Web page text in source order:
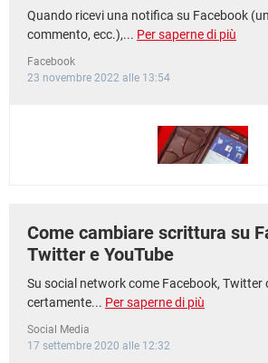
FACEBOOK
HARDWARE
INSTAGRAM
HARDWARE
INTRATTENIMENTO ANDROID
iOS WINDOWS
INSTAGRAM
Quando ricevi una notifica su Facebook
commento, ecc.),... Per saperne di più
Facebook
23 novembre 2022 alle 13:54
Come cambiare scrittura su
Twitter e YouTube
Su social network come Facebook, Twitter
certamente... Per saperne di più
Social Media
17 settembre 2020 alle 12:32